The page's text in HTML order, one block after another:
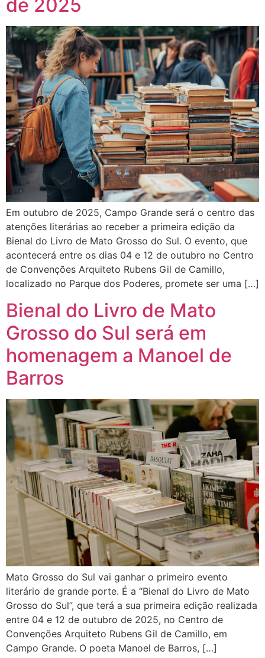
de 2025
Em outubro de 2025, Campo Grande será o centro das
atenções literárias ao receber a primeira edição da
Bienal do Livro de Mato Grosso do Sul. O evento, que
acontecerá entre os dias 04 e 12 de outubro no Centro
de Convenções Arquiteto Rubens Gil de Camillo,
localizado no Parque dos Poderes, promete ser uma […]
Bienal do Livro de Mato
Grosso do Sul será em
homenagem a Manoel de
Barros
Mato Grosso do Sul vai ganhar o primeiro evento
literário de grande porte. É a “Bienal do Livro de Mato
Grosso do Sul”, que terá a sua primeira edição realizada
entre 04 e 12 de outubro de 2025, no Centro de
Convenções Arquiteto Rubens Gil de Camillo, em
Campo Grande. O poeta Manoel de Barros, […]